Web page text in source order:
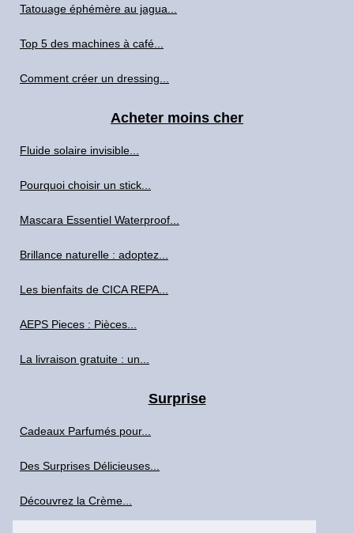
Tatouage éphémère au jagua...
Top 5 des machines à café...
Comment créer un dressing...
Acheter moins cher
Fluide solaire invisible...
Pourquoi choisir un stick...
Mascara Essentiel Waterproof...
Brillance naturelle : adoptez...
Les bienfaits de CICA REPA...
AEPS Pieces : Pièces...
La livraison gratuite : un...
Surprise
Cadeaux Parfumés pour...
Des Surprises Délicieuses...
Découvrez la Crème...